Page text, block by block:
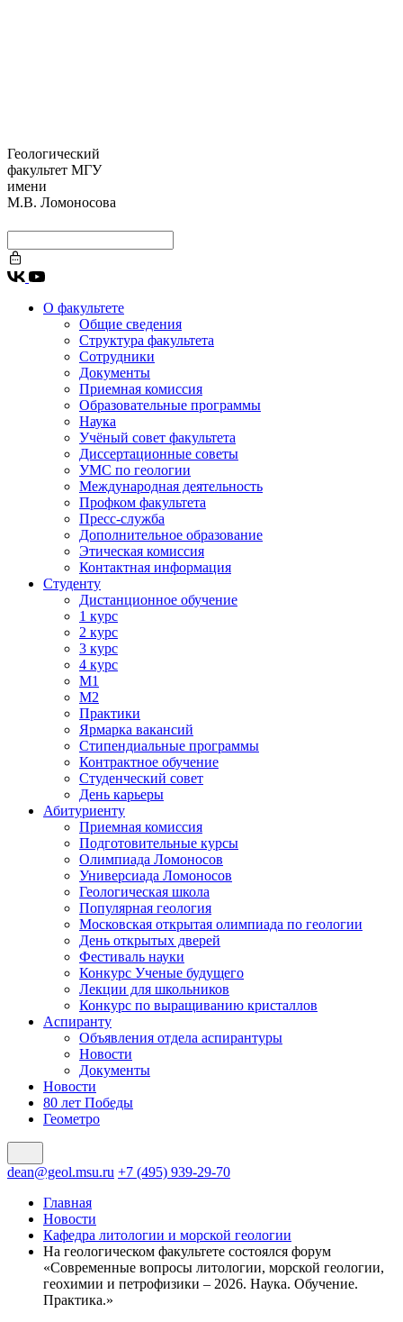
Геологический
факультет МГУ
имени
М.В. Ломоносова
О факультете
Общие сведения
Структура факультета
Сотрудники
Документы
Приемная комиссия
Образовательные программы
Наука
Учёный совет факультета
Диссертационные советы
УМС по геологии
Международная деятельность
Профком факультета
Пресс-служба
Дополнительное образование
Этическая комиссия
Контактная информация
Студенту
Дистанционное обучение
1 курс
2 курс
3 курс
4 курс
М1
М2
Практики
Ярмарка вакансий
Стипендиальные программы
Контрактное обучение
Студенческий совет
День карьеры
Абитуриенту
Приемная комиссия
Подготовительные курсы
Олимпиада Ломоносов
Универсиада Ломоносов
Геологическая школа
Популярная геология
Московская открытая олимпиада по геологии
День открытых дверей
Фестиваль науки
Конкурс Ученые будущего
Лекции для школьников
Конкурс по выращиванию кристаллов
Аспиранту
Объявления отдела аспирантуры
Новости
Документы
Новости
80 лет Победы
Геометро
dean@geol.msu.ru +7 (495) 939-29-70
Главная
Новости
Кафедра литологии и морской геологии
На геологическом факультете состоялся форум
«Современные вопросы литологии, морской геологии,
геохимии и петрофизики – 2026. Наука. Обучение.
Практика.»